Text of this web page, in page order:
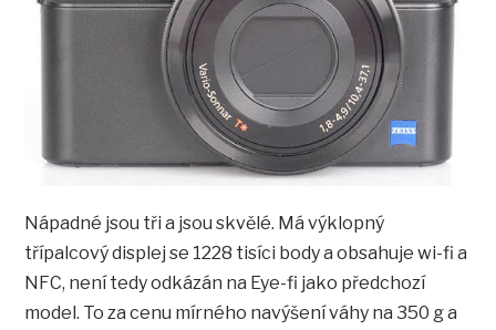
Nápadné jsou tři a jsou skvělé. Má výklopný
třípalcový displej se 1228 tisíci body a obsahuje wi-fi a
NFC, není tedy odkázán na Eye-fi jako předchozí
model. To za cenu mírného navýšení váhy na 350 g a